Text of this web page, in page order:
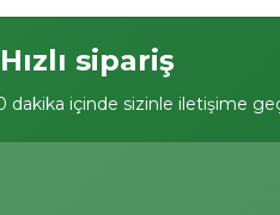
Hızlı sipariş
dakika içinde sizinle iletişime